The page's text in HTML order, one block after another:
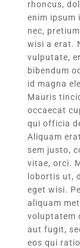
rhoncus,
enim ipsum
nec,
wisi a erat.
vulputate,
bibendum
id magna
Mauris
occaecat
qui officia
Aliquam
sem justo,
vitae, orci.
lobortis ut,
eget wisi.
aliquam
voluptatem
aut fugit,
eos qui